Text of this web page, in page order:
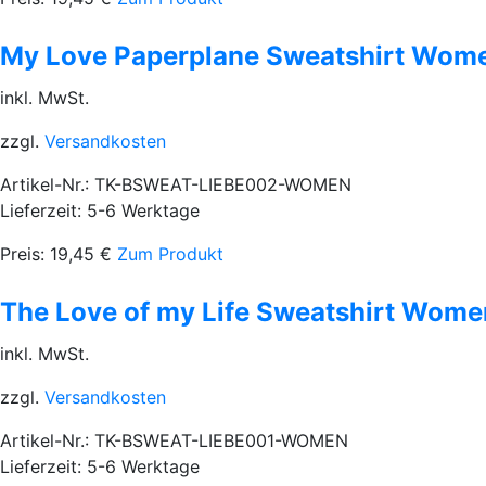
My Love Paperplane Sweatshirt
inkl. MwSt.
zzgl. Versandkosten
Artikel-Nr.: TK-BSWEAT-LIEBE002-WOMEN
Lieferzeit: 5-6 Werktage
Preis: 19,45 € Zum Produkt
The Love of my Life Sweatshirt
inkl. MwSt.
zzgl. Versandkosten
Artikel-Nr.: TK-BSWEAT-LIEBE001-WOMEN
Lieferzeit: 5-6 Werktage